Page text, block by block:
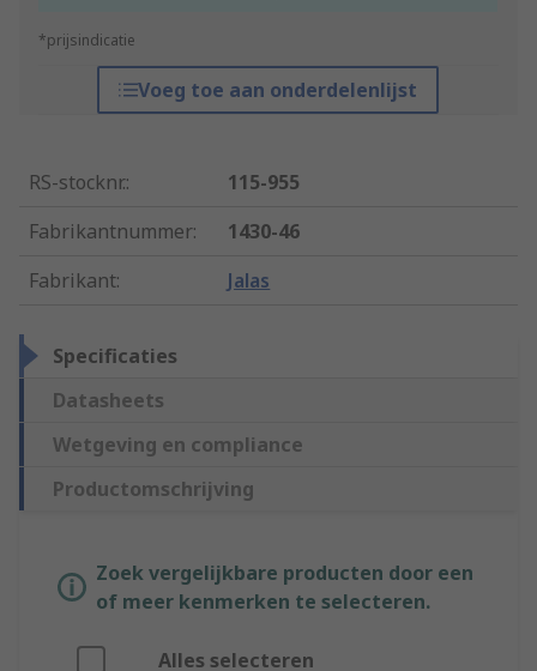
*prijsindicatie
Voeg toe aan onderdelenlijst
RS-stocknr.:
115-955
Fabrikantnummer:
1430-46
Fabrikant: Jalas
Specificaties
Datasheets
Wetgeving en compliance
Productomschrijving
Zoek vergelijkbare producten door een
of meer kenmerken te selecteren.
Alles selecteren